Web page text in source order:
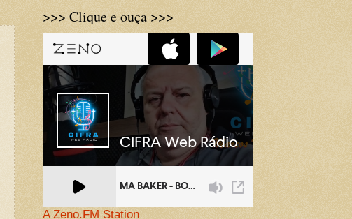
>>> Clique e ouça >>>
A Zeno.FM Station